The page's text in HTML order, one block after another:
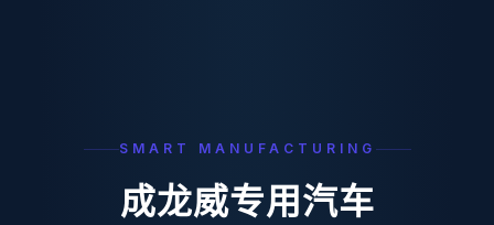
SMART MANUFACTURING
成龙威专用汽车